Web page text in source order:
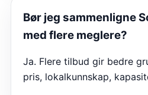
Bør jeg sammenligne
med flere meglere?
Ja. Flere tilbud gir bedre
pris, lokalkunnskap,